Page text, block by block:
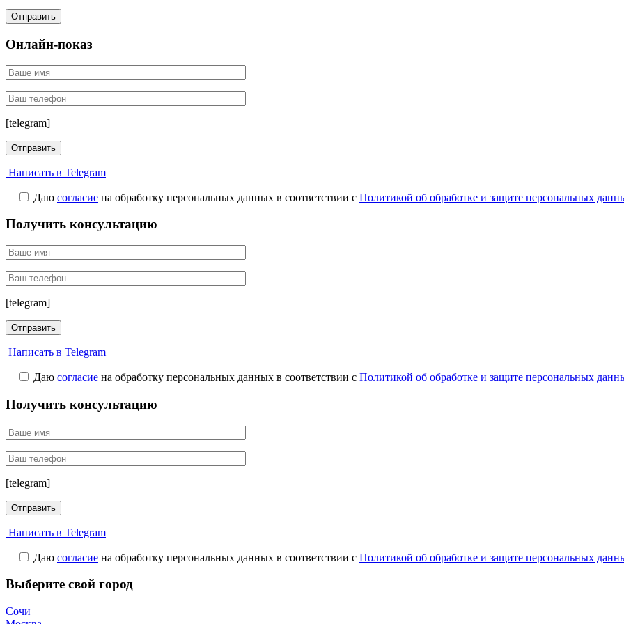
Онлайн-показ
[telegram]
Написать в Telegram
Даю согласие на обработку персональных данных в соответствии с Политикой об обработке и защите персональных
Получить консультацию
[telegram]
Написать в Telegram
Даю согласие на обработку персональных данных в соответствии с Политикой об обработке и защите персональных
Получить консультацию
[telegram]
Написать в Telegram
Даю согласие на обработку персональных данных в соответствии с Политикой об обработке и защите персональных
Выберите свой город
Сочи